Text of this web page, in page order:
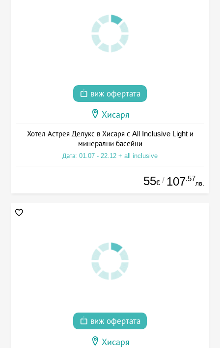
виж офертата
Хисаря
Хотел Астрея Делукс в Хисаря с All Inclusive Light и
минерални басейни
Дата: 01.07 - 22.12 + all inclusive
55€ / 107.57
лв.
виж офертата
Хисаря